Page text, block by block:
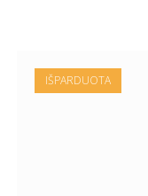
IŠPARDUOTA